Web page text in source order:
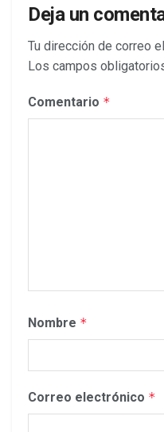
Deja un
Tu dirección de correo
Los campos
Comentario *
Nombre *
Correo electrónico *